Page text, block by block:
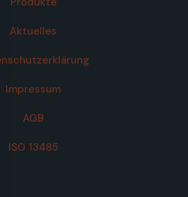
Aktuelles
Impressum
AGB
ISO 13485